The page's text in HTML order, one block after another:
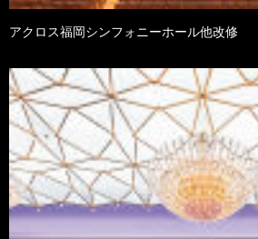
アクロス福岡シンフォニーホール他改修